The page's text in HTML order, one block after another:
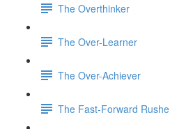
The Overthinker
The Over-Learner
The Over-Achiever
The Fast-Forward